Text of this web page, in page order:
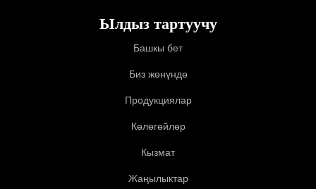
Ылдыз тартуучу
Башкы бет
Биз жөнүндө
Продукциялар
Көлөгөйлөр
Кызмат
Жаңылыктар